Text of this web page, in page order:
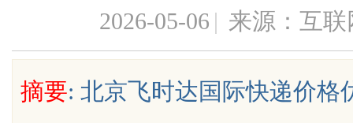
2026-05-06 | 来源：互联
摘要: 北京飞时达国际快递价格
标准科普 制造解决方案